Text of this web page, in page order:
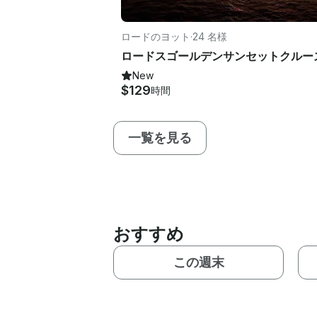
ロードのヨット ·24 名様
ロードスゴールデンサンセットクルー
New
$129時間
一覧を見る
おすすめ
この週末